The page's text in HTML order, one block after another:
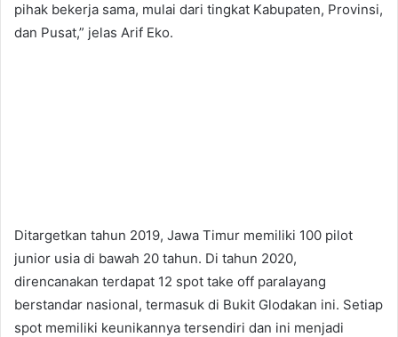
pihak bekerja sama, mulai dari tingkat Kabupaten, Provinsi,
dan Pusat,” jelas Arif Eko.
Ditargetkan tahun 2019, Jawa Timur memiliki 100 pilot
junior usia di bawah 20 tahun. Di tahun 2020,
direncanakan terdapat 12 spot take off paralayang
berstandar nasional, termasuk di Bukit Glodakan ini. Setiap
spot memiliki keunikannya tersendiri dan ini menjadi